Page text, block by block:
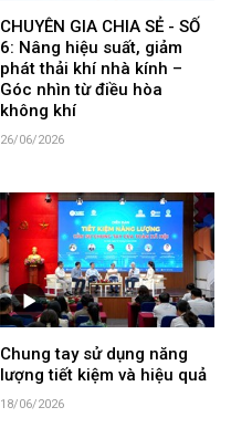
CHUYÊN GIA CHIA SẺ - SỐ
6: Nâng hiệu suất, giảm
phát thải khí nhà kính –
Góc nhìn từ điều hòa
không khí
26/06/2026
Chung tay sử dụng năng
lượng tiết kiệm và hiệu quả
18/06/2026